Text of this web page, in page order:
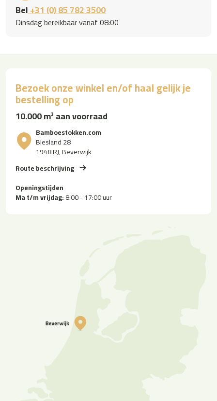
Bel+31 (0) 85 782 3500
Dinsdag bereikbaar vanaf 08:00
Bezoek onze winkel en/of haal gelijk je
bestelling op
10.000 m² aan voorraad
Bamboestokken.com
Biesland 28
1948 RJ, Beverwijk
Route beschrijving
Openingstijden
Ma t/m vrijdag:8:00 - 17:00 uur